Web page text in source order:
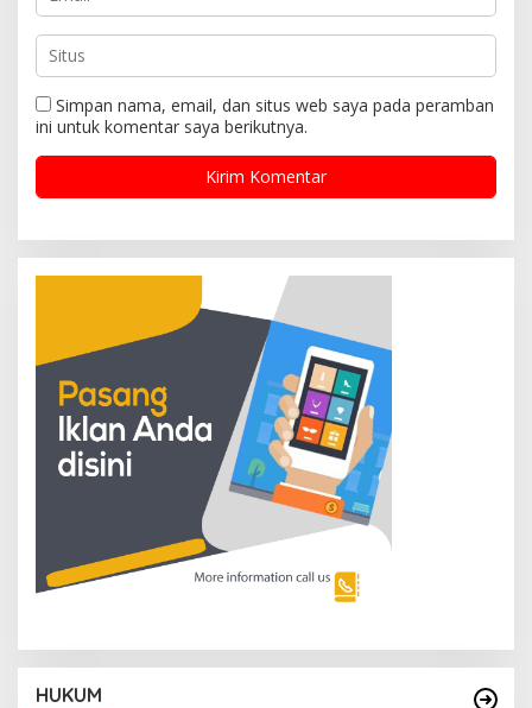
Simpan nama, email, dan situs web saya pada peramban
ini untuk komentar saya berikutnya.
HUKUM